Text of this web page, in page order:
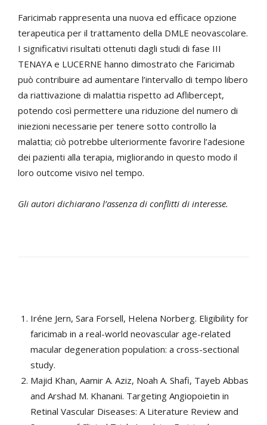
Faricimab rappresenta una nuova ed efficace opzione
terapeutica per il trattamento della DMLE neovascolare.
I significativi risultati ottenuti dagli studi di fase III
TENAYA e LUCERNE hanno dimostrato che Faricimab
può contribuire ad aumentare l’intervallo di tempo libero
da riattivazione di malattia rispetto ad Aflibercept,
potendo così permettere una riduzione del numero di
iniezioni necessarie per tenere sotto controllo la
malattia; ciò potrebbe ulteriormente favorire l’adesione
dei pazienti alla terapia, migliorando in questo modo il
loro outcome visivo nel tempo.
Gli autori dichiarano l’assenza di conflitti di interesse.
Iréne Jern, Sara Forsell, Helena Norberg. Eligibility for
faricimab in a real-world neovascular age-related
macular degeneration population: a cross-sectional
study.
Majid Khan, Aamir A. Aziz, Noah A. Shafi, Tayeb Abbas
and Arshad M. Khanani. Targeting Angiopoietin in
Retinal Vascular Diseases: A Literature Review and